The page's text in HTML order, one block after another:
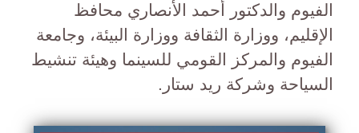
الفيوم والدكتور أحمد الأنصاري محافظ
الإقليم، ووزارة الثقافة ووزارة البيئة، وجامعة
الفيوم والمركز القومي للسينما وهيئة تنشيط
السياحة وشركة ريد ستار.